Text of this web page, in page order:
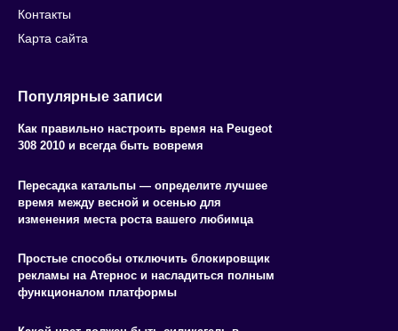
Контакты
Карта сайта
Популярные записи
Как правильно настроить время на Peugeot
308 2010 и всегда быть вовремя
Пересадка катальпы — определите лучшее
время между весной и осенью для
изменения места роста вашего любимца
Простые способы отключить блокировщик
рекламы на Атернос и насладиться полным
функционалом платформы